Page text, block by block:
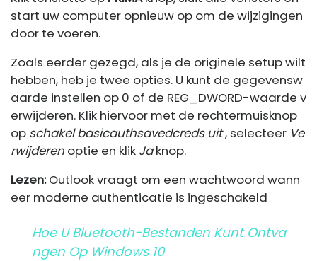
start uw computer opnieuw op om de wijzigingen
door te voeren.
Zoals eerder gezegd, als je de originele setup wilt
hebben, heb je twee opties. U kunt de gegevensw
aarde instellen op 0 of de REG_DWORD-waarde v
erwijderen. Klik hiervoor met de rechtermuisknop
op schakel basicauthsavedcreds uit, selecteer Ve
rwijderen optie en klik Jaknop.
Lezen:Outlook vraagt ​​om een ​​wachtwoord wann
eer moderne authenticatie is ingeschakeld
Hoe U Bluetooth-Bestanden Kunt Ontva
Ngen Op Windows 10